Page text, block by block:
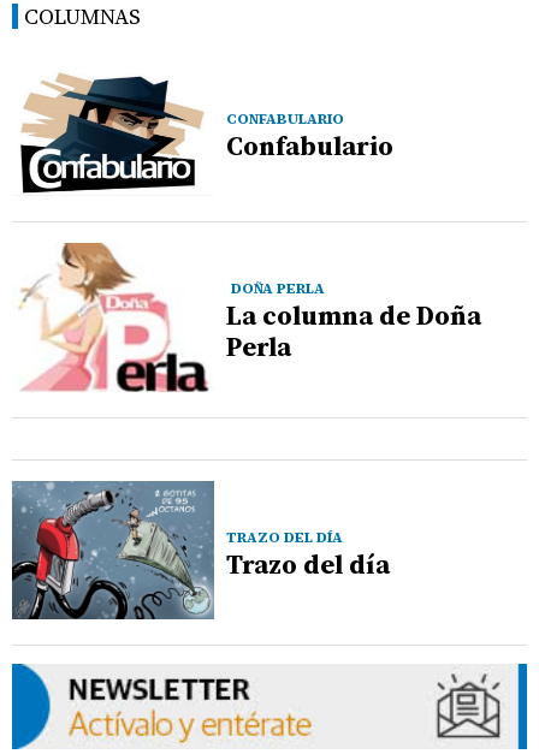
COLUMNAS
CONFABULARIO
Confabulario
DOÑA PERLA
La columna de Doña
Perla
TRAZO DEL DÍA
Trazo del día